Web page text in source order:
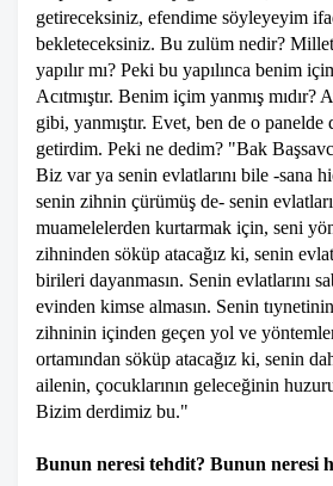
getireceksiniz, efendime söyleyeyim
bekleteceksiniz. Bu zulüm nedir?
yapılır mı? Peki bu yapılınca benim
Acıtmıştır. Benim içim yanmış mıdır?
gibi, yanmıştır. Evet, ben de o panelde
getirdim. Peki ne dedim? "Bak
Biz var ya senin evlatlarını bile -sana
senin zihnin çürümüş de- senin
muamelelerden kurtarmak için, seni
zihninden söküp atacağız ki, senin
birileri dayanmasın. Senin evlatlarını
evinden kimse almasın. Senin
zihninin içinden geçen yol ve
ortamından söküp atacağız ki, senin
ailenin, çocuklarının geleceğinin
Bizim derdimiz bu."
Bunun neresi tehdit? Bunun neresi